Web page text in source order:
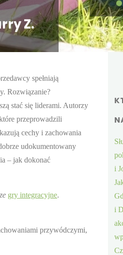
Z.
spełniają
Rozwiązanie?
stać się liderami. Autorzy
przeprowadzili
cechy i zachowania
udokumentowany
– jak dokonać
gry integracyjne.
przywódczymi,
i
i